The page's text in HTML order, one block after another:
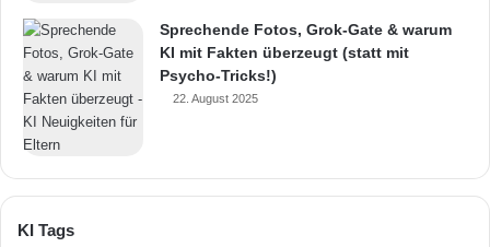
Sprechende Fotos, Grok-Gate & warum
KI mit Fakten überzeugt (statt mit
Psycho-Tricks!)
22. August 2025
KI Tags